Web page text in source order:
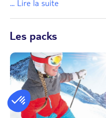
... Lire la suite
Les packs